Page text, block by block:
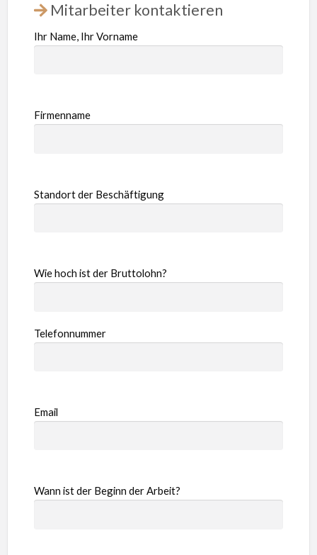
Mitarbeiter kontaktieren
Ihr Name, Ihr Vorname
Firmenname
Standort der Beschäftigung
Wie hoch ist der Bruttolohn?
Telefonnummer
Email
Wann ist der Beginn der Arbeit?